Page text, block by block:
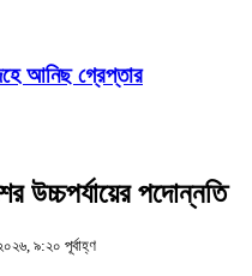
আনিছ গ্রেপ্তার
উচ্চপর্যায়ের পদোন্নতি
৯:২০ পূর্বাহ্ণ